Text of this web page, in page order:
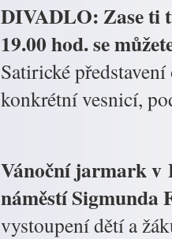
DIVADLO: Zase ti
19.00 hod. se
Satirické
konkrétní vesnicí,
Vánoční jarmark v
náměstí Sigmunda
vystoupení dětí a